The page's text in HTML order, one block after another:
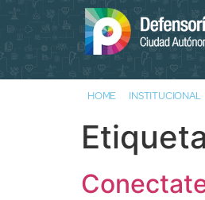
HOME INSTITUCIONAL